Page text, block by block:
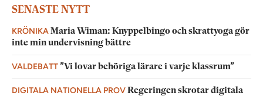
SENASTE NYTT
KRÖNIKA Maria Wiman: Knyppelbingo och skrattyoga gör
inte min undervisning bättre
VALDEBATT”Vi lovar behöriga lärare i varje klassrum”
DIGITALA NATIONELLA PROVRegeringen skrotar digitala